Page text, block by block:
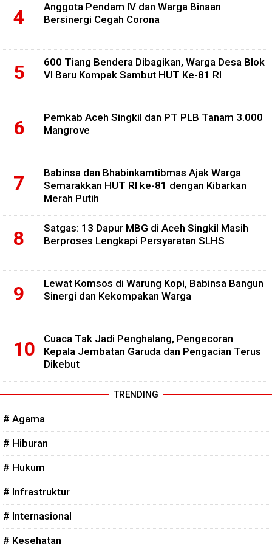
Anggota Pendam IV dan Warga Binaan
Bersinergi Cegah Corona
600 Tiang Bendera Dibagikan, Warga Desa Blok
VI Baru Kompak Sambut HUT Ke-81 RI
Pemkab Aceh Singkil dan PT PLB Tanam 3.000
Mangrove
Babinsa dan Bhabinkamtibmas Ajak Warga
Semarakkan HUT RI ke-81 dengan Kibarkan
Merah Putih
Satgas: 13 Dapur MBG di Aceh Singkil Masih
Berproses Lengkapi Persyaratan SLHS
Lewat Komsos di Warung Kopi, Babinsa Bangun
Sinergi dan Kekompakan Warga
Cuaca Tak Jadi Penghalang, Pengecoran
Kepala Jembatan Garuda dan Pengacian Terus
Dikebut
TRENDING
# Agama
# Hiburan
# Hukum
# Infrastruktur
# Internasional
# Kesehatan